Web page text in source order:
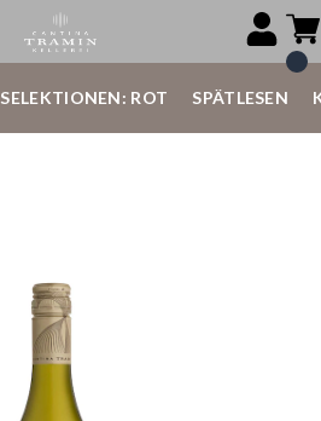
SELEKTIONEN: ROT SPÄTLESEN